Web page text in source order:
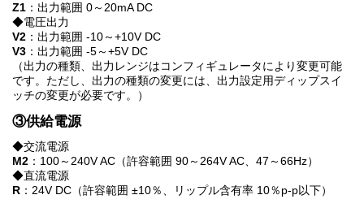
Z1 ：出力範囲 0～20mA DC
◆電圧出力
V2 ：出力範囲 -10～+10V DC
V3 ：出力範囲 -5～+5V DC
（出力の種類、出力レンジはコンフィギュレータにより変更可能
です。ただし、出力の種類の変更には、出力設定用ディップスイ
ッチの変更が必要です。）
③供給電源
◆交流電源
M2 ：100～240V AC（許容範囲 90～264V AC、47～66Hz）
◆直流電源
R ：24V DC（許容範囲 ±10％、リップル含有率 10％p-p以下）